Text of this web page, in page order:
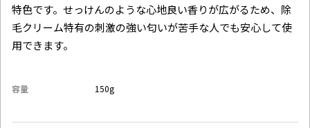
特色です。せっけんのような心地良い香りが広がるため、除
毛クリーム特有の刺激の強い匂いが苦手な人でも安心して使
用できます。
容量 150g‎